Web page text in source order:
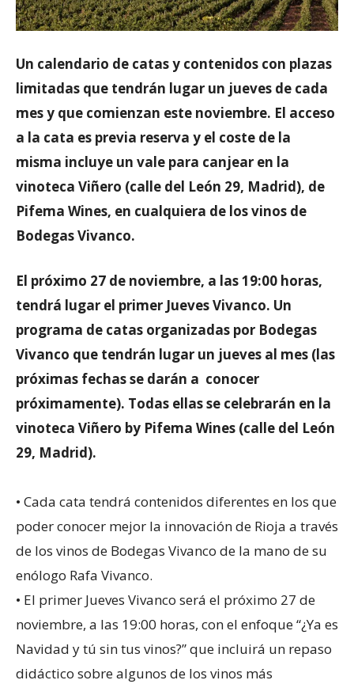
Un calendario de catas y contenidos con plazas
limitadas que tendrán lugar un jueves de cada
mes y que comienzan este noviembre. El acceso
a la cata es previa reserva y el coste de la
misma incluye un vale para canjear en la
vinoteca Viñero (calle del León 29, Madrid), de
Pifema Wines, en cualquiera de los vinos de
Bodegas Vivanco.
El próximo 27 de noviembre, a las 19:00 horas,
tendrá lugar el primer Jueves Vivanco. Un
programa de catas organizadas por Bodegas
Vivanco que tendrán lugar un jueves al mes (las
próximas fechas se darán a conocer
próximamente). Todas ellas se celebrarán en la
vinoteca Viñero by Pifema Wines (calle del León
29, Madrid).
• Cada cata tendrá contenidos diferentes en los que
poder conocer mejor la innovación de Rioja a través
de los vinos de Bodegas Vivanco de la mano de su
enólogo Rafa Vivanco.
• El primer Jueves Vivanco será el próximo 27 de
noviembre, a las 19:00 horas, con el enfoque “¿Ya es
Navidad y tú sin tus vinos?” que incluirá un repaso
didáctico sobre algunos de los vinos más